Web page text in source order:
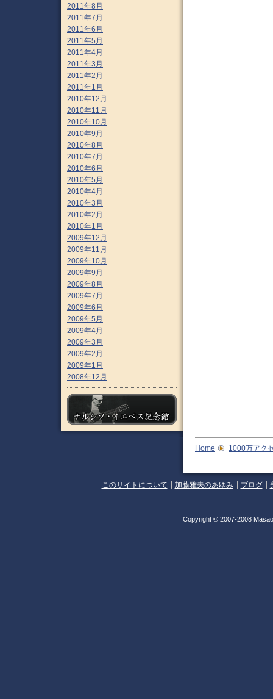
2011年8月
2011年7月
2011年6月
2011年5月
2011年4月
2011年3月
2011年2月
2011年1月
2010年12月
2010年11月
2010年10月
2010年9月
2010年8月
2010年7月
2010年6月
2010年5月
2010年4月
2010年3月
2010年2月
2010年1月
2009年12月
2009年11月
2009年10月
2009年9月
2009年8月
2009年7月
2009年6月
2009年5月
2009年4月
2009年3月
2009年2月
2009年1月
2008年12月
Home 1000万アク
このサイトについて 加藤雅夫のあゆみ ブログ
Copyright © 2007-2008